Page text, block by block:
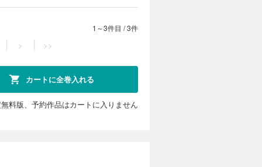
1～3件目 /3件
> >>
カートに全巻入れる
料版、予約作品はカートに入りません